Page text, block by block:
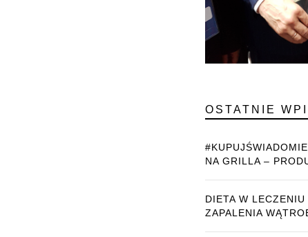
OSTATNIE
#KUPUJŚWIADOMIE
NA GRILLA –
DIETA W
ZAPALENIA